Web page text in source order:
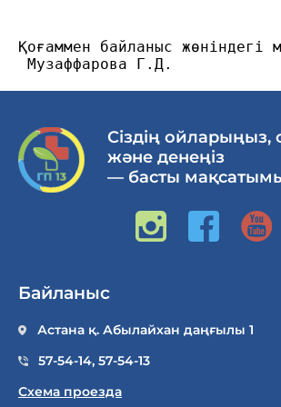
Қоғаммен байланыс жөніндегі
Сіздің ойларыңыз,
және денеңіз
— басты
Байланыс
Астана қ. Абылайхан даңғылы 1
57-54-14, 57-54-13
Схема проезда